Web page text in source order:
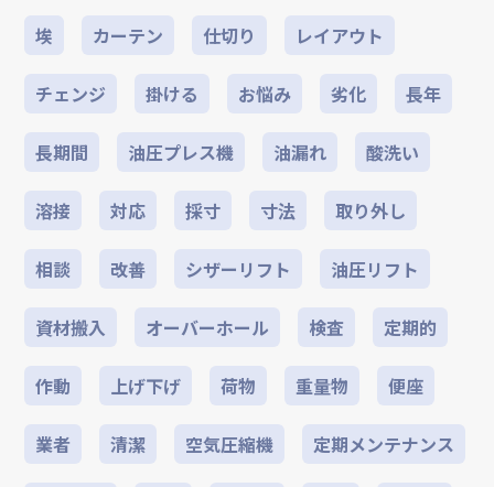
埃 カーテン 仕切り レイアウト
チェンジ 掛ける お悩み 劣化 長年
長期間 油圧プレス機 油漏れ 酸洗い
溶接 対応 採寸 寸法 取り外し
相談 改善 シザーリフト 油圧リフト
資材搬入 オーバーホール 検査 定期的
作動 上げ下げ 荷物 重量物 便座
業者 清潔 空気圧縮機 定期メンテナンス